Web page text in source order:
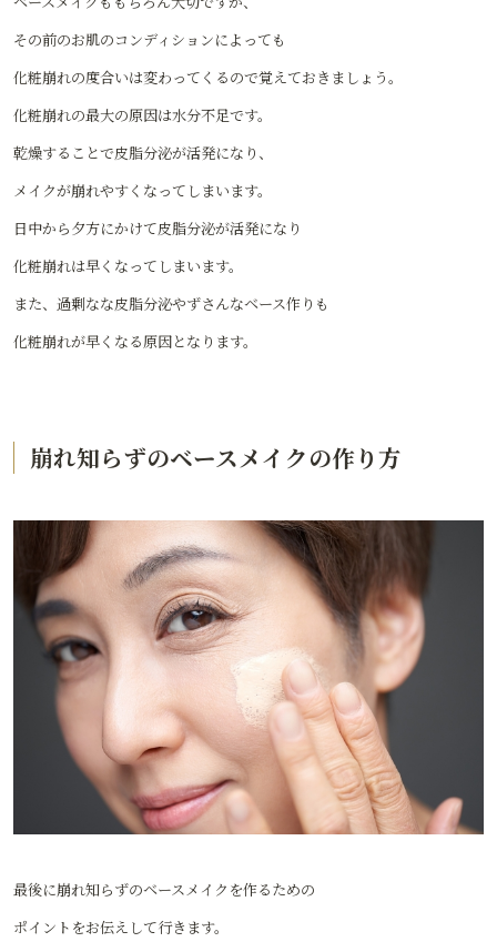
その前のお肌のコンディションによっても
化粧崩れの度合いは変わってくるので覚えておきましょう。
化粧崩れの最大の原因は水分不足です。
乾燥することで皮脂分泌が活発になり、
メイクが崩れやすくなってしまいます。
日中から夕方にかけて皮脂分泌が活発になり
化粧崩れは早くなってしまいます。
また、過剰なな皮脂分泌やずさんなベース作りも
化粧崩れが早くなる原因となります。
崩れ知らずのベースメイクの作り方
最後に崩れ知らずのベースメイクを作るための
ポイントをお伝えして行きます。